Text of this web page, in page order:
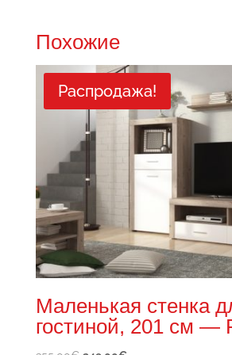
Похожие
Распродажа!
Маленькая стенка
гостиной, 201 см —